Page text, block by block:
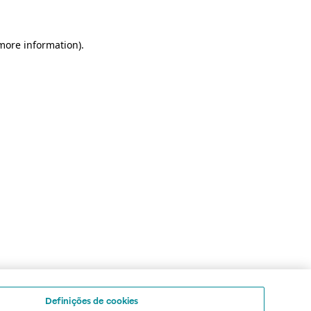
information).
Definições de cookies